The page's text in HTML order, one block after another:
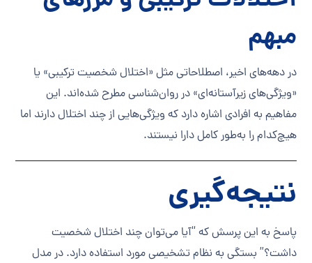
مبهم
در دهه‌های اخیر، اصطلاحاتی مثل «اختلال شخصیت ترکیبی» یا
«ویژگی‌های زیرآستانه‌ای» در روان‌شناسی مطرح شده‌اند. این
مفاهیم به افرادی اشاره دارد که ویژگی‌هایی از چند اختلال دارند اما
هیچ‌کدام را به‌طور کامل دارا نیستند.
نتیجه‌گیری
پاسخ به این پرسش که “آیا می‌توان چند اختلال شخصیت
داشت؟” بستگی به نظام تشخیصی مورد استفاده دارد. در مدل